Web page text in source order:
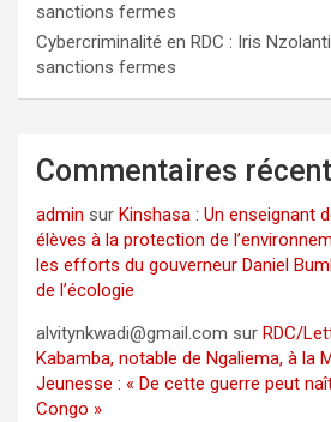
sanctions fermes
Cybercriminalité en RDC : Iris
sanctions fermes
Commentaires
admin sur Kinshasa : Un enseignant
élèves à la protection de
les efforts du gouverneur Daniel
de l’écologie
alvitynkwadi@gmail.com sur RDC/
Kabamba, notable de Ngaliema, à la
Jeunesse : « De cette guerre peut
Congo »